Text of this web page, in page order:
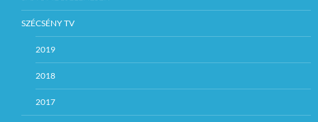
SZÉCSÉNY TV
2019
2018
2017